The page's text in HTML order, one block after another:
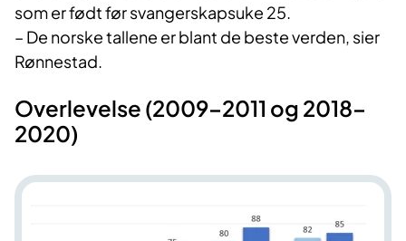
som er født før svangerskapsuke 25.
– De norske tallene er blant de beste verden, sier
Rønnestad.
Overlevelse (2009–2011 og 2018–
2020)